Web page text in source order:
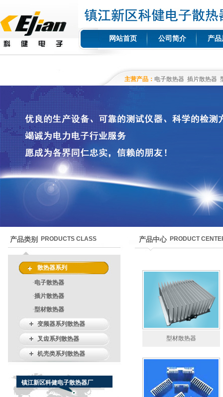
网站首页 公司简介 产品
主营产品： 电子散热器 插片散热器
产品类别 PRODUCTS CLASS
散热器系列
·电子散热器
·插片散热器
·型材散热器
变频器系列散热器
叉齿系列散热器
机壳类系列散热器
镇江新区科健电子散热器厂
产品中心PRODUCT
型材散热器